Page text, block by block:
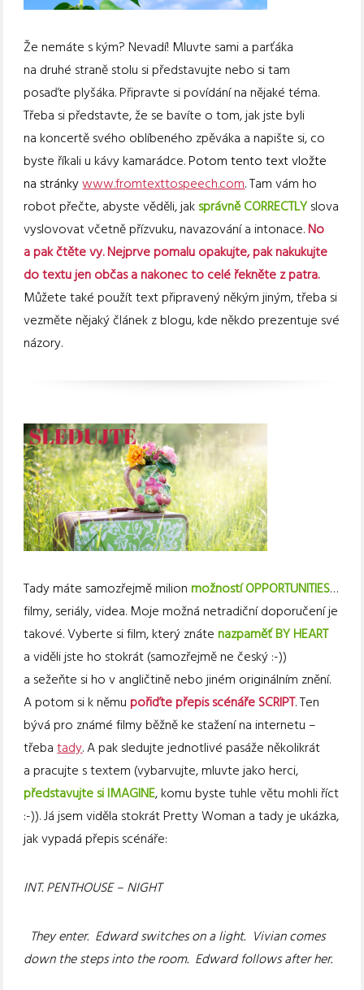
Že nemáte s kým? Nevadí! Mluvte sami a parťáka
na druhé straně stolu si představujte nebo si tam
posaďte plyšáka. Připravte si povídání na nějaké téma.
Třeba si představte, že se bavíte o tom, jak jste byli
na koncertě svého oblíbeného zpěváka a napište si, co
byste říkali u kávy kamarádce.Potom tento text vložte
na stránkywww.fromtexttospeech.com.Tam vám ho
robot přečte, abyste věděli, jak správně CORRECTLYslova
vyslovovat včetně přízvuku, navazování a intonace.No
a pak čtěte vy. Nejprve pomalu opakujte, pak nakukujte
do textu jen občas a nakonec to celé řekněte z patra.
Můžete také použít text připravený někým jiným, třeba si
vezměte nějaký článek z blogu, kde někdo prezentuje své
názory.
Tady máte samozřejmě milionmožností OPPORTUNITIES…
filmy, seriály, videa. Moje možná netradiční doporučení je
takové. Vyberte si film, který znátenazpaměť BY HEART
a viděli jste ho stokrát (samozřejmě ne český :-))
a sežeňte si ho v angličtině nebo jiném originálním znění.
A potom si k němu pořiďte přepis scénáře SCRIPT. Ten
bývá pro známé filmy běžně ke stažení na internetu –
třebatady. A pak sledujte jednotlivé pasáže několikrát
a pracujte s textem (vybarvujte, mluvte jako herci,
představujte si IMAGINE, komu byste tuhle větu mohli říct
:-)). Já jsem viděla stokrát Pretty Woman a tady je ukázka,
jak vypadá přepis scénáře:
INT. PENTHOUSE – NIGHT
They enter. Edward switches on a light. Vivian comes
down the steps into the room. Edward follows after her.